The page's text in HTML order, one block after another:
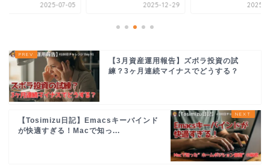
2025-07-05 2025-12-29 2025-
【3月資産運用報告】ズボラ投資の試
練？3ヶ月連続マイナスでどうする？
【Tosimizu日記】Emacsキーバインド
が快適すぎる！Macで知っ...